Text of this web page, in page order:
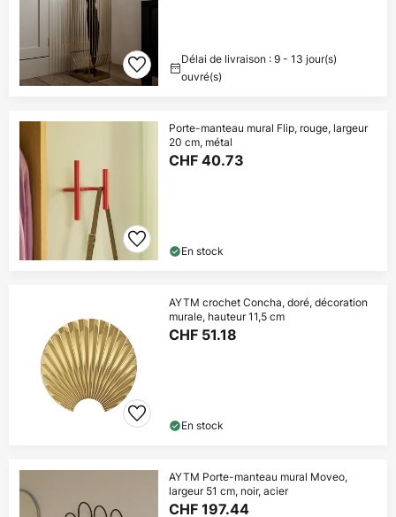
Délai de livraison : 9 - 13 jour(s)
ouvré(s)
Porte-manteau mural Flip, rouge, largeur
20 cm, métal
CHF 40.73
En stock
AYTM crochet Concha, doré, décoration
murale, hauteur 11,5 cm
CHF 51.18
En stock
AYTM Porte-manteau mural Moveo,
largeur 51 cm, noir, acier
CHF 197.44